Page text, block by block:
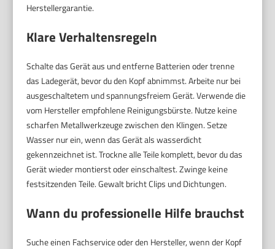
Herstellergarantie.
Klare Verhaltensregeln
Schalte das Gerät aus und entferne Batterien oder trenne
das Ladegerät, bevor du den Kopf abnimmst. Arbeite nur bei
ausgeschaltetem und spannungsfreiem Gerät. Verwende die
vom Hersteller empfohlene Reinigungsbürste. Nutze keine
scharfen Metallwerkzeuge zwischen den Klingen. Setze
Wasser nur ein, wenn das Gerät als wasserdicht
gekennzeichnet ist. Trockne alle Teile komplett, bevor du das
Gerät wieder montierst oder einschaltest. Zwinge keine
festsitzenden Teile. Gewalt bricht Clips und Dichtungen.
Wann du professionelle Hilfe brauchst
Suche einen Fachservice oder den Hersteller, wenn der Kopf